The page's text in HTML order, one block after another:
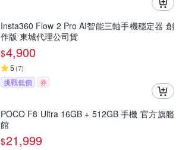
Insta360 Flow 2 Pro AI智能三軸手機穩定器 創
作版 東城代理公司貨
$4,900
5 (7)
挑戰低價 券
POCO F8 Ultra 16GB + 512GB 手機 官方旗艦
館
$21,999